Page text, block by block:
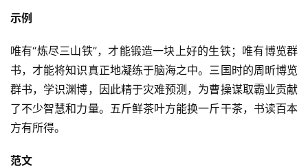
示例
唯有“炼尽三山铁”，才能锻造一块上好的生铁；唯有博览群
书，才能将知识真正地凝练于脑海之中。三国时的周昕博览
群书，学识渊博，因此精于灾难预测，为曹操谋取霸业贡献
了不少智慧和力量。五斤鲜茶叶方能换一斤干茶，书读百本
方有所得。
范文